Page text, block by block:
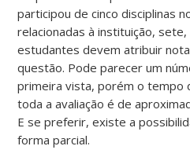
participou de cinco disciplinas
relacionadas à instituição,
estudantes devem atribuir
questão. Pode parecer um
primeira vista, porém o tempo
toda a avaliação é de
E se preferir, existe a
forma parcial.